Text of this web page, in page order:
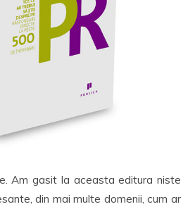
Am gasit la aceasta editura niste
din mai multe domenii, cum ar